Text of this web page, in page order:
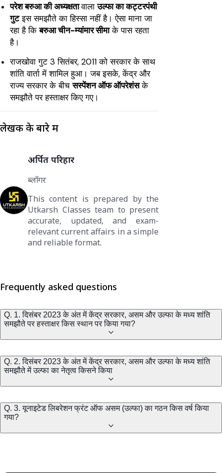
परेश बरुआ की अध्यक्षतावालाउल्फा का कट्टरपंथी
गुटइस समझौते का हिस्सा नहीं है। ऐसा माना जा
रहा है किबरुआ चीन-म्यांमार सीमाके पास रहता
है।
राजखोवा गुट 3 सितंबर, 2011 को सरकार के साथ
शांति वार्ता में शामिल हुआ। जब इसके, केंद्र और
राज्य सरकार के बीचसस्पेंशन ऑफ ऑपरेशंसके
समझौते पर हस्ताक्षर किए गए।
लेखक के बारे में
अर्पित परिहार
ब्लॉगर
This content is prepared by the
Utkarsh Classes team to present
accurate, updated, and exam-
relevant current affairs in a simple
and reliable format.
Frequently asked questions
Q. 1. दिसंबर 2023 के अंत में केंद्र सरकार, असम और उल्फा के मध्य शांति
समझौते पर हस्ताक्षर किस स्थान पर किया गया?
Q. 2. दिसंबर 2023 के अंत में केंद्र सरकार, असम और उल्फा के मध्य शांति
समझौते में उल्फा का नेतृत्व किसने किया
Q. 3. यूनाइटेड लिबरेशन फ्रंट ऑफ असम (उल्फा) का गठन किस वर्ष किया
गया?